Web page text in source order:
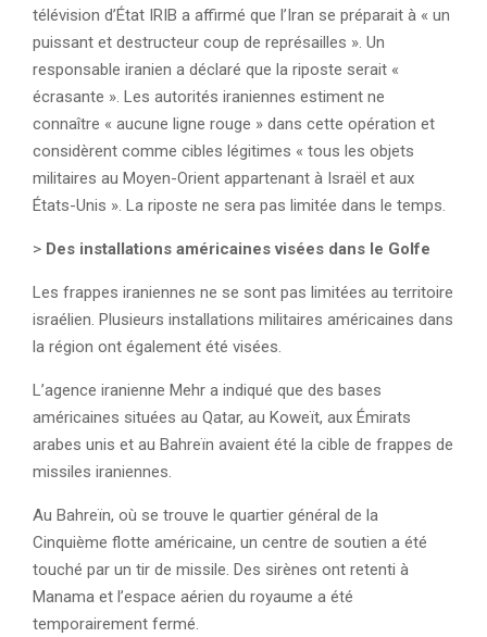
télévision d’État IRIB a affirmé que l’Iran se préparait à « un
puissant et destructeur coup de représailles ». Un
responsable iranien a déclaré que la riposte serait «
écrasante ». Les autorités iraniennes estiment ne
connaître « aucune ligne rouge » dans cette opération et
considèrent comme cibles légitimes « tous les objets
militaires au Moyen-Orient appartenant à Israël et aux
États-Unis ». La riposte ne sera pas limitée dans le temps.
> Des installations américaines visées dans le Golfe
Les frappes iraniennes ne se sont pas limitées au territoire
israélien. Plusieurs installations militaires américaines dans
la région ont également été visées.
L’agence iranienne Mehr a indiqué que des bases
américaines situées au Qatar, au Koweït, aux Émirats
arabes unis et au Bahreïn avaient été la cible de frappes de
missiles iraniennes.
Au Bahreïn, où se trouve le quartier général de la
Cinquième flotte américaine, un centre de soutien a été
touché par un tir de missile. Des sirènes ont retenti à
Manama et l’espace aérien du royaume a été
temporairement fermé.